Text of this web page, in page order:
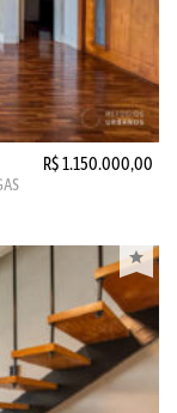
R$ 1.150.000,00